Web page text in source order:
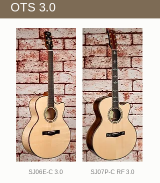
OTS 3.0
SJ06E-C 3.0 SJ07P-C RF 3.0